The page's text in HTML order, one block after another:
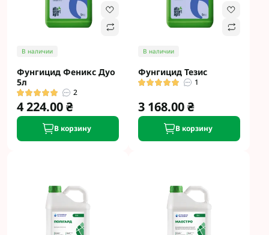
В наличии
Фунгицид Феникс Дуо
5л
2
4 224.00 ₴
В корзину
В наличии
Фунгицид Тезис
1
3 168.00 ₴
В корзину